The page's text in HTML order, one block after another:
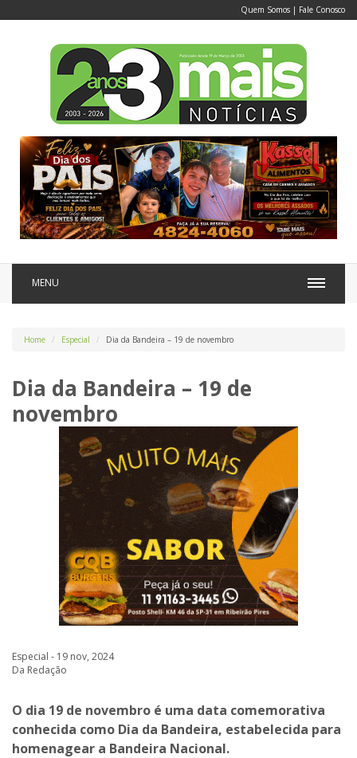
Quem Somos | Fale Conosco
MENU
Home Especial Dia da Bandeira – 19 de novembro
Dia da Bandeira – 19 de
novembro
Especial - 19 nov, 2024
Da Redação
O dia 19 de novembro é uma data comemorativa
conhecida como Dia da Bandeira, estabelecida para
homenagear a Bandeira Nacional.